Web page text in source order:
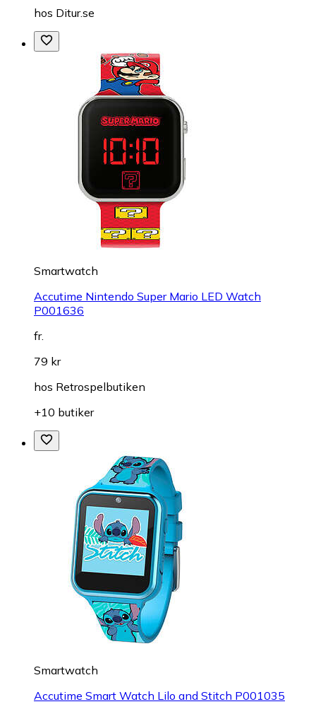
hos Ditur.se
Smartwatch
Accutime Nintendo Super Mario LED Watch
P001636
fr.
79 kr
hos Retrospelbutiken
+10 butiker
Smartwatch
Accutime Smart Watch Lilo and Stitch P001035